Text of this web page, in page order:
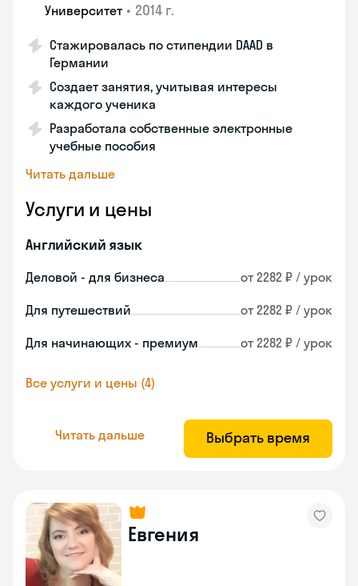
Университет • 2014 г.
Стажировалась по стипендии DAAD в
Германии
Создает занятия, учитывая интересы
каждого ученика
Разработала собственные электронные
учебные пособия
Читать дальше
Услуги и цены
Английский язык
Деловой - для бизнеса от 2282 ₽ / урок
Для путешествий от 2282 ₽ / урок
Для начинающих - премиум от 2282 ₽ / урок
Все услуги и цены (4)
Читать дальше Выбрать время
Евгения